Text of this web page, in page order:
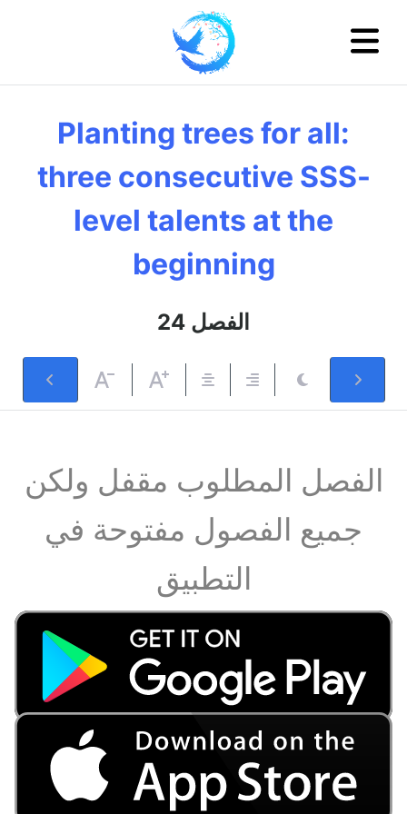
Planting trees for all:
three consecutive SSS-
level talents at the
beginning
الفصل 24
الفصل المطلوب مقفل ولكن
جميع الفصول مفتوحة في
التطبيق